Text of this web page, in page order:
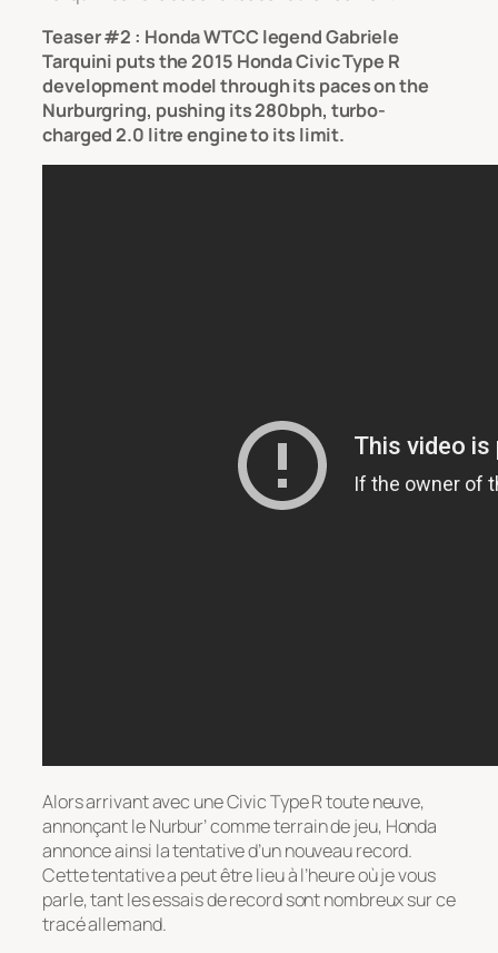
Teaser #2 : Honda WTCC legend Gabriele
Tarquini puts the 2015 Honda Civic Type R
development model through its paces on the
Nurburgring, pushing its 280bph, turbo-
charged 2.0 litre engine to its limit.
Alors arrivant avec une Civic Type R toute neuve,
annonçant le Nurbur’ comme terrain de jeu, Honda
annonce ainsi la tentative d’un nouveau record.
Cette tentative a peut être lieu à l’heure où je vous
parle, tant les essais de record sont nombreux sur ce
tracé allemand.